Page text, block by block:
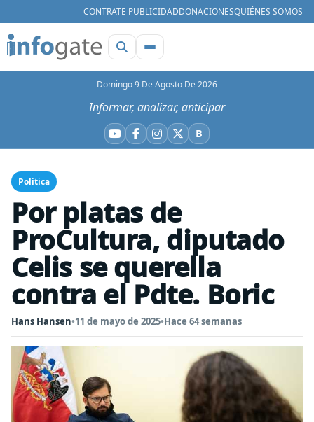
CONTRATE PUBLICIDADDONACIONESQUIÉNES SOMOS
Domingo 9 De Agosto De 2026
Informar, analizar, anticipar
YouTube
Facebook
Instagram
X BBluesky
Política
Por platas de
ProCultura, diputado
Celis se querella
contra el Pdte. Boric
Hans Hansen•11 de mayo de 2025•Hace 64 semanas